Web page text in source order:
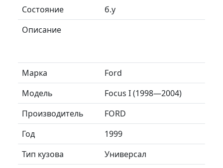
Состояние
б.у
Описание
Марка
Ford
Модель
Focus I (1998—2004)
Производитель
FORD
Год
1999
Тип кузова
Универсал